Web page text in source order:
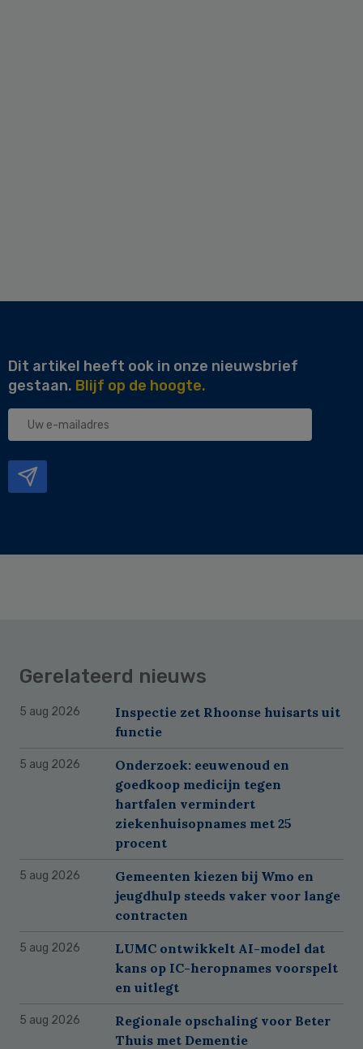
Dit artikel heeft ook in onze nieuwsbrief
gestaan. Blijf op de hoogte.
Uw
Gerelateerd nieuws
5 aug 2026
Inspectie zet Rhoonse huisarts uit
functie
5 aug 2026
Onderzoek: eeuwenoud en
goedkoop medicijn tegen
hartfalen vermindert
ziekenhuisopnames met 25
procent
5 aug 2026
Gemeenten kiezen bij Wmo en
jeugdhulp steeds vaker voor lange
contracten
5 aug 2026
LUMC ontwikkelt AI-model dat
kans op IC-heropnames voorspelt
en uitlegt
5 aug 2026
Regionale opschaling voor Beter
Thuis met Dementie